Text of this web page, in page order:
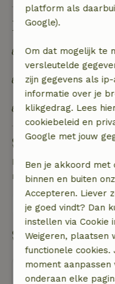
Duurzaamheid
Off grid of voorzien
energie
Ecologische /
door de huisbaas
OV gelegenheid op
Stel een vraag
Neem contact op
natuurhuisje
Stuur een bericht
Start mijn
platform als
Google).
Om dat mogelijk te
versleutelde
zijn gegevens als
informatie over je
klikgedrag. Lees
cookiebeleid en
Google met jouw
Ben je akkoord met
binnen en buiten
Accepteren. Liever
je goed vindt? Dan
instellen via Cookie
Weigeren, plaatsen
functionele
moment aanpassen
onderaan elke